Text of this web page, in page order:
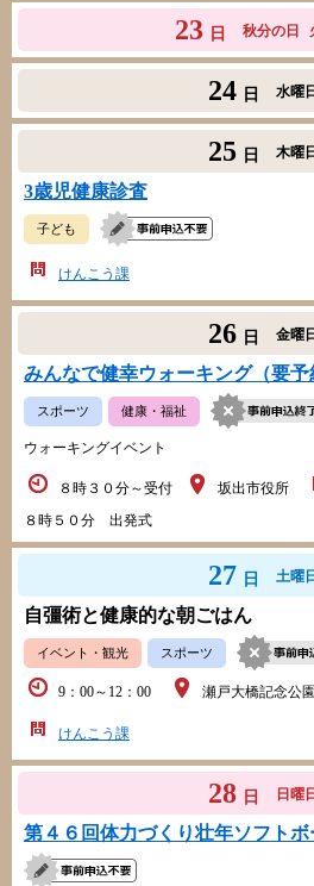
23 日 秋分の日
24 日 水曜
25 日 木曜
3歳児健康診査
子ども
けんこう課
26 日 金曜
みんなで健幸ウォーキング（要予
スポーツ 健康・福祉
ウォーキングイベント
８時３０分～受付
８時５０分 出発式
坂出市役所
27 日 土曜
自彊術と健康的な朝ごはん
イベント・観光 スポーツ
9：00～12：00 瀬戸大橋記念公
けんこう課
28 日 日曜
第４６回体力づくり壮年ソフトボ